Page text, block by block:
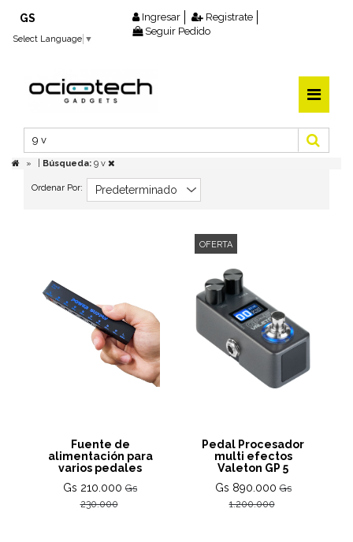
GS
Select Language ▼
Ingresar
Registrate
Seguir Pedido
Búsqueda: 9 v
Ordenar Por:
Fuente de
alimentación para
varios pedales
Gs 210.000 Gs
230.000
OFERTA
Pedal Procesador
multi efectos
Valeton GP 5
Gs 890.000 Gs
1.200.000